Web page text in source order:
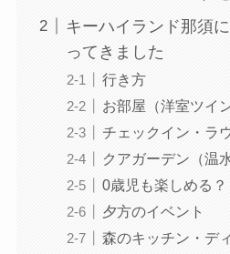
キーハイランド那須
ってきました
行き方
お部屋（洋室ツイン
チェックイン・ラ
クアガーデン（温
0歳児も楽しめる？
夕方のイベント
森のキッチン・デ